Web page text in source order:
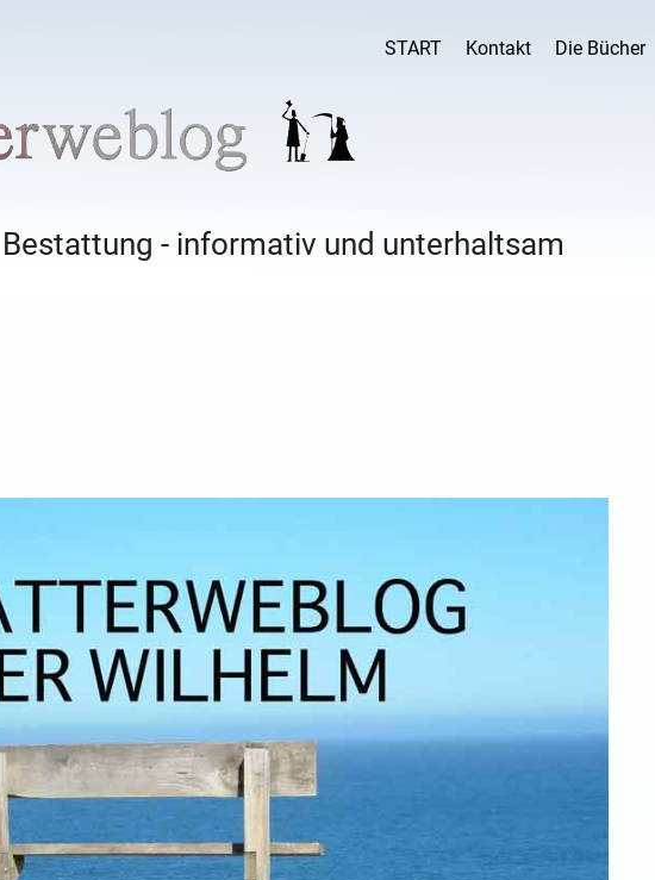
START Kontakt Die Bücher
- informativ und unterhaltsam